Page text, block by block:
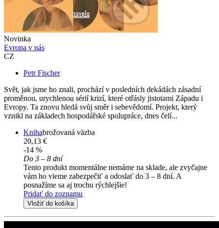
Novinka
Evropa v nás
CZ
Petr Fischer
Svět, jak jsme ho znali, prochází v posledních dekádách zásadní
proměnou, urychlenou sérií krizí, které otřásly jistotami Západu i
Evropy. Ta znovu hledá svůj směr i sebevědomí. Projekt, který
vznikl na základech hospodářské spolupráce, dnes čelí...
Knihabrožovaná väzba
20,13 €
-14 %
Do 3 – 8 dní
Tento produkt momentálne nemáme na sklade, ale zvyčajne
vám ho vieme zabezpečiť a odoslať do 3 – 8 dní. A
posnažíme sa aj trochu rýchlejšie!
Pridať do zoznamu
Vložiť do košíka